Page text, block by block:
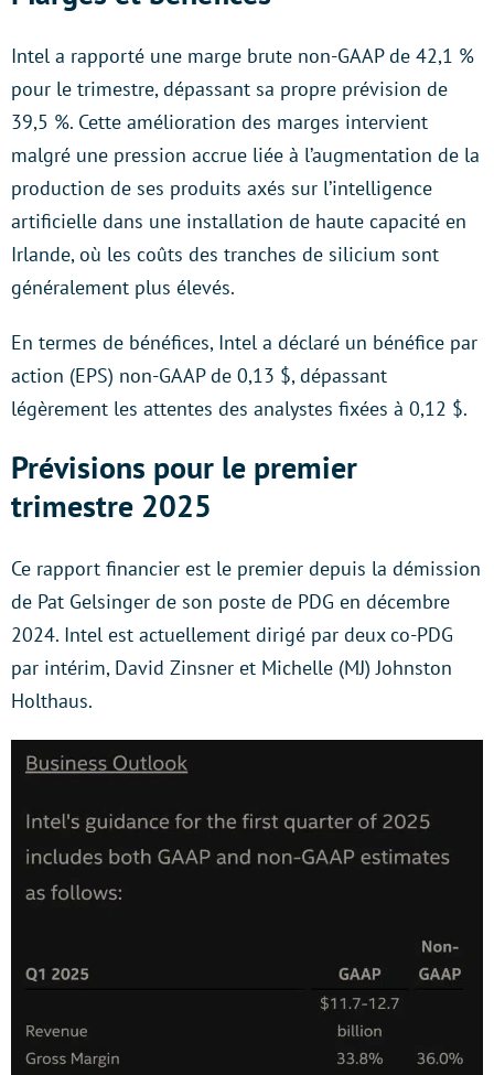
Intel a rapporté une marge brute non-GAAP de 42,1 %
pour le trimestre, dépassant sa propre prévision de
39,5 %. Cette amélioration des marges intervient
malgré une pression accrue liée à l’augmentation de la
production de ses produits axés sur l’intelligence
artificielle dans une installation de haute capacité en
Irlande, où les coûts des tranches de silicium sont
généralement plus élevés.
En termes de bénéfices, Intel a déclaré un bénéfice par
action (EPS) non-GAAP de 0,13 $, dépassant
légèrement les attentes des analystes fixées à 0,12 $.
Prévisions pour le premier
trimestre 2025
Ce rapport financier est le premier depuis la démission
de Pat Gelsinger de son poste de PDG en décembre
2024. Intel est actuellement dirigé par deux co-PDG
par intérim, David Zinsner et Michelle (MJ) Johnston
Holthaus.